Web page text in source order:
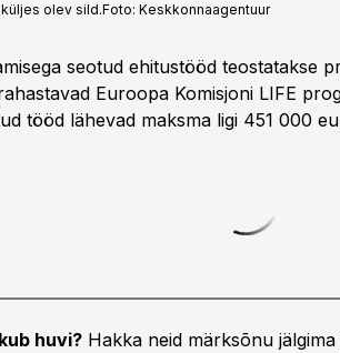
olev sild.Foto: Keskkonnaagentuur
seotud ehitustööd teostatakse
Euroopa Komisjoni LIFE
tööd lähevad maksma ligi 451 000
huvi? Hakka neid märksõnu